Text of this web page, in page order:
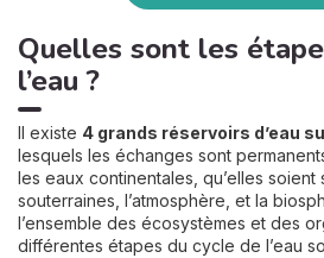
Quelles sont les
l’eau ?
Il existe 4 grands réservoirs d’eau
lesquels les échanges sont
les eaux continentales, qu’elles
souterraines, l’atmosphère, et la
l’ensemble des écosystèmes et des
différentes étapes du cycle de l’eau